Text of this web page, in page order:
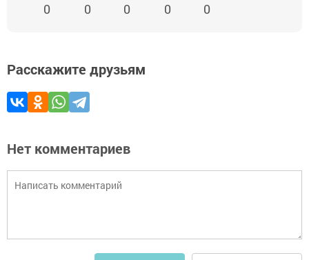
0 0 0 0 0
Расскажите друзьям
Нет комментариев